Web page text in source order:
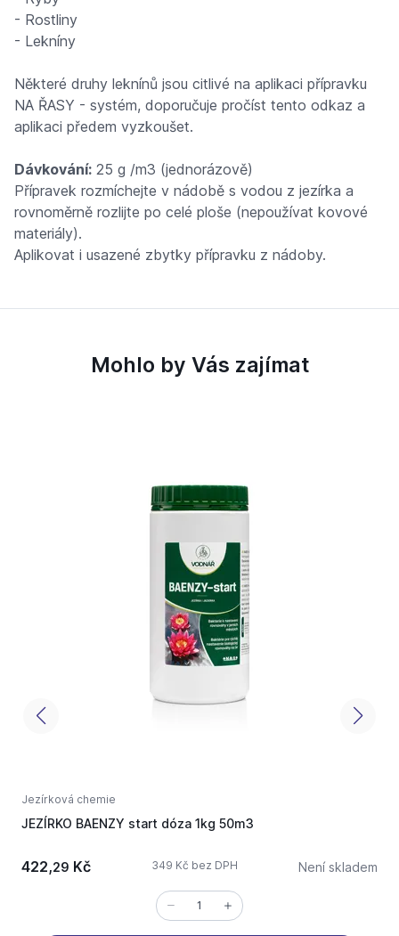
- Rostliny
- Lekníny
Některé druhy leknínů jsou citlivé na aplikaci přípravku
NA ŘASY - systém, doporučuje pročíst tento odkaz a
aplikaci předem vyzkoušet.
Dávkování: 25 g /m3 (jednorázově)
Přípravek rozmíchejte v nádobě s vodou z jezírka a
rovnoměrně rozlijte po celé ploše (nepoužívat kovové
materiály).
Aplikovat i usazené zbytky přípravku z nádoby.
Mohlo by Vás zajímat
Jezírková chemie
JEZÍRKO BAENZY start dóza 1kg 50m3
422,29 Kč 349 Kč bez DPH Není skladem